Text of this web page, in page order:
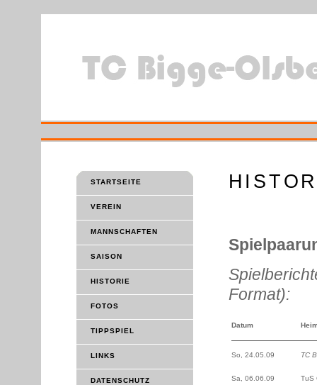
STARTSEITE
VEREIN
MANNSCHAFTEN
SAISON
HISTORIE
FOTOS
TIPPSPIEL
LINKS
DATENSCHUTZ
Format):
Datum
So, 24.05.09 TC
Sa, 06.06.09 TuS